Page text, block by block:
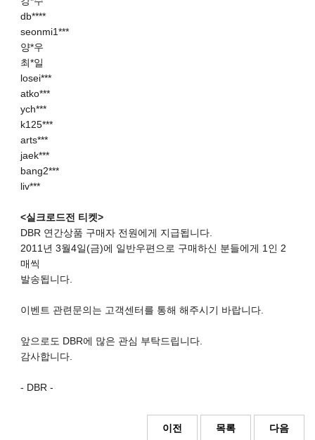
db****
seonmi1***
양*우
최*일
losei***
atko***
ych***
k125***
arts***
jaek***
bang2***
liv***
<실크로드전 티켓>
DBR 연간상품 구매자 전원에게 지급됩니다.
2011년 3월4일(금)에 일반우편으로 구매하신 분들에게 1인 2
매씩
발송됩니다.
이벤트 관련문의는 고객센터를 통해 해주시기 바랍니다.
앞으로도 DBR에 많은 관심 부탁드립니다.
감사합니다.
- DBR -
이전 목록 다음